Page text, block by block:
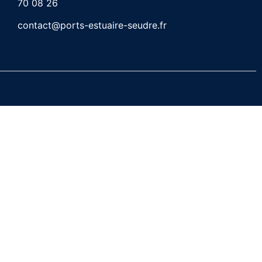
70 08 26
contact@ports-estuaire-seudre.fr